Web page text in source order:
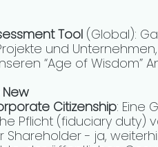
Tool (Global):
und
“Age of Wisdom”
New
Citizenship: Eine
Pflicht (fiduciary duty)
- ja,